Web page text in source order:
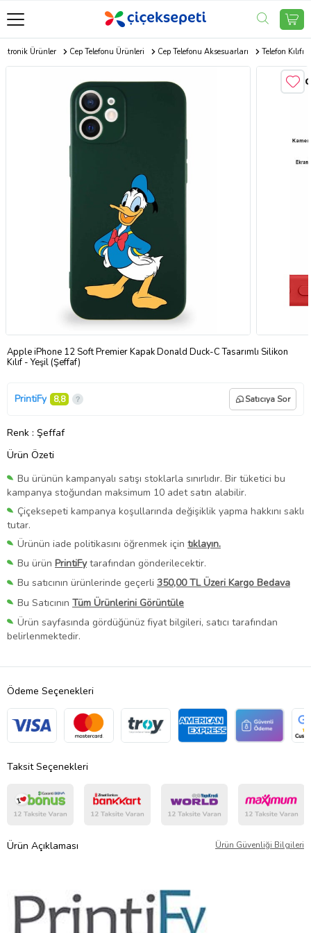
Ürünler Cep Telefonu Ürünleri Cep Telefonu Aksesuarları Telefon Kılıfı
Apple iPhone 12 Soft Premier Kapak Donald Duck-C Tasarımlı Silikon
Kılıf - Yeşil (Şeffaf)
PrintiFy 8,8 Satıcıya Sor
Renk : Şeffaf
Ürün Özeti
Bu ürünün kampanyalı satışı stoklarla sınırlıdır. Bir tüketici bu
kampanya stoğundan maksimum 10 adet satın alabilir.
Çiçeksepeti kampanya koşullarında değişiklik yapma hakkını saklı
tutar.
Ürünün iade politikasını öğrenmek için tıklayın.
Bu ürün PrintiFytarafından gönderilecektir.
Bu satıcının ürünlerinde geçerli 350,00 TL Üzeri Kargo Bedava
Bu Satıcının Tüm Ürünlerini Görüntüle
Ürün sayfasında gördüğünüz fiyat bilgileri, satıcı tarafından
belirlenmektedir.
Ödeme Seçenekleri
Taksit Seçenekleri
Ürün Açıklaması Ürün Güvenliği Bilgileri